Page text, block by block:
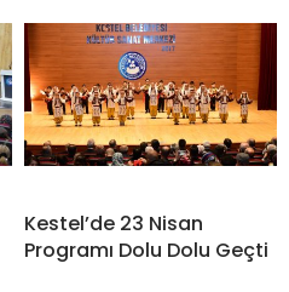
Kestel’de 23 Nisan
Programı Dolu Dolu Geçti